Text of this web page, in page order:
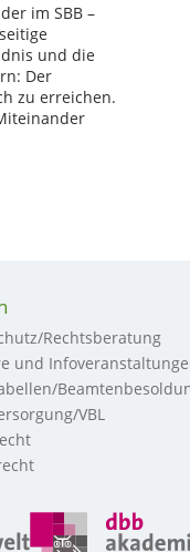
im SBB –
und die
Der
zu erreichen.
Rechtsberatung
und
VBL